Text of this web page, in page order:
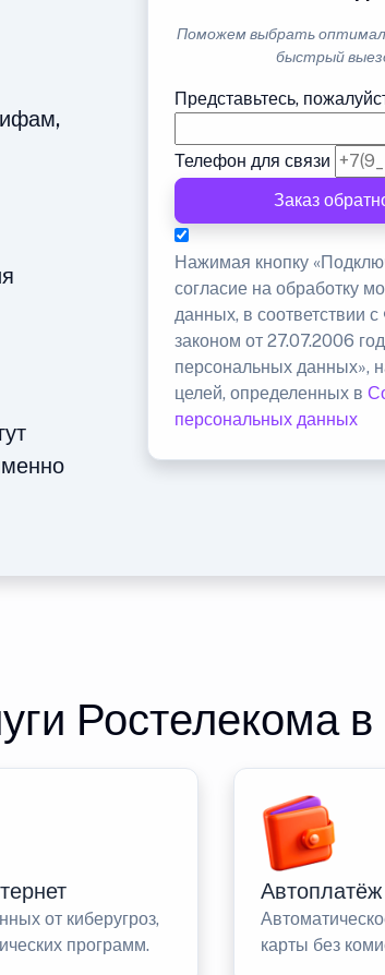
Поможем выбрать
быстрый
Представьтесь,
Телефон для связи
Заказ
Нажимая кнопку
согласие на обработку
данных, в соответствии
законом от 27.07.2006
персональных данных»,
целей, определенных в
персональных данных
Ростелекома
от киберугроз,
программ.
Автоплатёж
карты без